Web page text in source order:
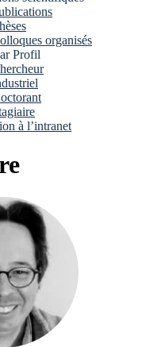
organisés
Profil
à l’intranet